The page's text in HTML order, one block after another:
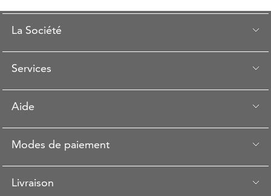
La Société
Services
Aide
Modes de paiement
Livraison